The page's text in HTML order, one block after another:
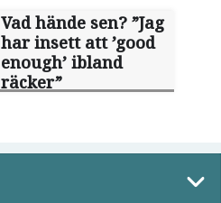
Vad hände sen? ”Jag
har insett att ’good
enough’ ibland
räcker”